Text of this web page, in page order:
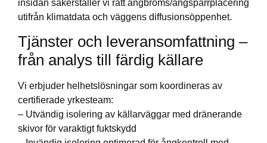
insidan säkerställer vi rätt ångbroms/ångspärrplacering
utifrån klimatdata och väggens diffusionsöppenhet.
Tjänster och leveransomfattning –
från analys till färdig källare
Vi erbjuder helhetslösningar som koordineras av
certifierade yrkesteam:
– Utvändig isolering av källarväggar med dränerande
skivor för varaktigt fuktskydd